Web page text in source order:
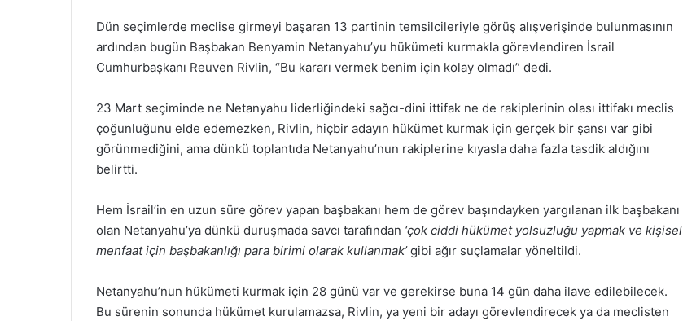
Dün seçimlerde meclise girmeyi başaran 13 partinin temsilcileriyle görüş alışverişinde bulunmasının
ardından bugün Başbakan Benyamin Netanyahu’yu hükümeti kurmakla görevlendiren İsrail
Cumhurbaşkanı Reuven Rivlin, “Bu kararı vermek benim için kolay olmadı” dedi.
23 Mart seçiminde ne Netanyahu liderliğindeki sağcı-dini ittifak ne de rakiplerinin olası ittifakı meclis
çoğunluğunu elde edemezken, Rivlin, hiçbir adayın hükümet kurmak için gerçek bir şansı var gibi
görünmediğini, ama dünkü toplantıda Netanyahu’nun rakiplerine kıyasla daha fazla tasdik aldığını
belirtti.
Hem İsrail’in en uzun süre görev yapan başbakanı hem de görev başındayken yargılanan ilk başbakanı
olan Netanyahu’ya dünkü duruşmada savcı tarafından ‘çok ciddi hükümet yolsuzluğu yapmak ve kişisel
menfaat için başbakanlığı para birimi olarak kullanmak’gibi ağır suçlamalar yöneltildi.
Netanyahu’nun hükümeti kurmak için 28 günü var ve gerekirse buna 14 gün daha ilave edilebilecek.
Bu sürenin sonunda hükümet kurulamazsa, Rivlin, ya yeni bir adayı görevlendirecek ya da meclisten